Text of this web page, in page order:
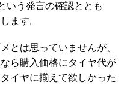
いう発言の確認ととも
ます。
とは思っていませんが、
ら購入価格にタイヤ代が
イヤに揃えて欲しかった